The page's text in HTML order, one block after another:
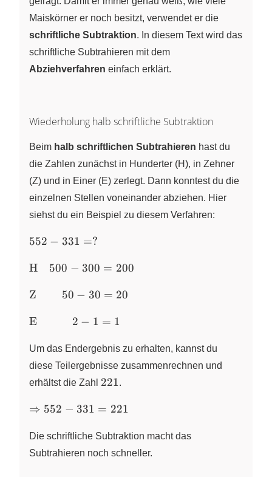
Maiskörner er noch besitzt, verwendet er die
schriftliche Subtraktion. In diesem Text wird das
schriftliche Subtrahieren mit dem
Abziehverfahren einfach erklärt.
Wiederholung halb schriftliche Subtraktion
Beim halb schriftlichen Subtrahieren hast du
die Zahlen zunächst in Hunderter (H), in Zehner
(Z) und in Einer (E) zerlegt. Dann konntest du die
einzelnen Stellen voneinander abziehen. Hier
siehst du ein Beispiel zu diesem Verfahren:
552
331
552 − 331 =?
\text{H}
500 - 300
H 500 − 300 = 200
\text{Z}
\, 50 -
Z 50 − 30 = 20
\text{E}
\quad 2
- 1 = 1
E 2 − 1 = 1
Um das Endergebnis zu erhalten, kannst du
diese Teilergebnisse zusammenrechnen und
erhältst die Zahl 221
221.
\Rightarrow
221
⇒ 552 − 331 = 221
Die schriftliche Subtraktion macht das
Subtrahieren noch schneller.